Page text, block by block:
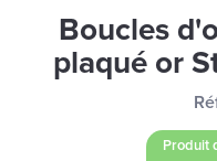
Boucles
plaqué or
Produit